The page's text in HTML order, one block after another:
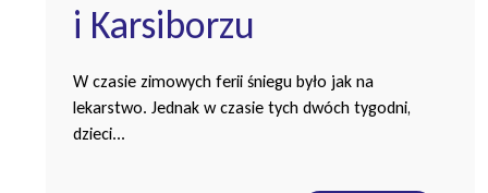
i Karsiborzu
W czasie zimowych ferii śniegu było jak na
lekarstwo. Jednak w czasie tych dwóch tygodni,
dzieci...